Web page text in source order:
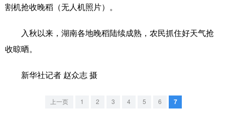
公益 一带一路 亚太网 上市公司
割机抢收晚稻（无人机照片）。
入秋以来，湖南各地晚稻陆续成熟，农民抓住好天气抢
收晾晒。
新华社记者 赵众志 摄
上一页 1 2 3 4 5 6 7